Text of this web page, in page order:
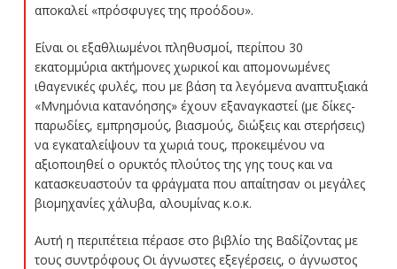
αποκαλεί «πρόσφυγες της προόδου».
Είναι οι εξαθλιωμένοι πληθυσμοί, περίπου 30
εκατομμύρια ακτήμονες χωρικοί και απομονωμένες
ιθαγενικές φυλές, που με βάση τα λεγόμενα αναπτυξιακά
«Μνημόνια κατανόησης» έχουν εξαναγκαστεί (με δίκες-
παρωδίες, εμπρησμούς, βιασμούς, διώξεις και στερήσεις)
να εγκαταλείψουν τα χωριά τους, προκειμένου να
αξιοποιηθεί ο ορυκτός πλούτος της γης τους και να
κατασκευαστούν τα φράγματα που απαίτησαν οι μεγάλες
βιομηχανίες χάλυβα, αλουμίνας κ.ο.κ.
Αυτή η περιπέτεια πέρασε στο βιβλίο της Βαδίζοντας με
τους συντρόφους Οι άγνωστες εξεγέρσεις, ο άγνωστος